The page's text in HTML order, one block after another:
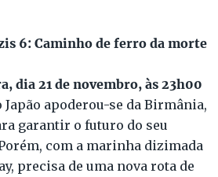
6: Caminho de ferro da morte
dia 21 de novembro, às 23h00
Japão apoderou-se da Birmânia,
garantir o futuro do seu
com a marinha dizimada
precisa de uma nova rota de